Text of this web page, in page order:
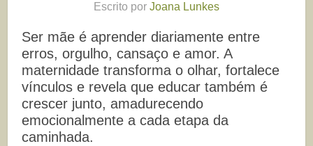
Escrito por Joana Lunkes
Ser mãe é aprender diariamente entre
erros, orgulho, cansaço e amor. A
maternidade transforma o olhar, fortalece
vínculos e revela que educar também é
crescer junto, amadurecendo
emocionalmente a cada etapa da
caminhada.